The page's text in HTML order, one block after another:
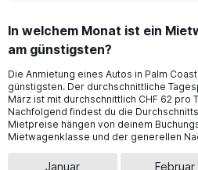
In welchem Monat ist ein
am günstigsten?
Die Anmietung eines Autos in Palm
günstigsten. Der durchschnittliche
März ist mit durchschnittlich CHF 62 pro
Nachfolgend findest du die
Mietpreise hängen von deinem
Mietwagenklasse und der generellen
Januar Februar